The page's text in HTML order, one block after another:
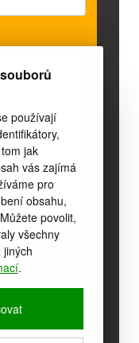
používají
jak
vás zajímá
pro
obsahu,
povolit,
všechny
.
48hod od
telefonicky na